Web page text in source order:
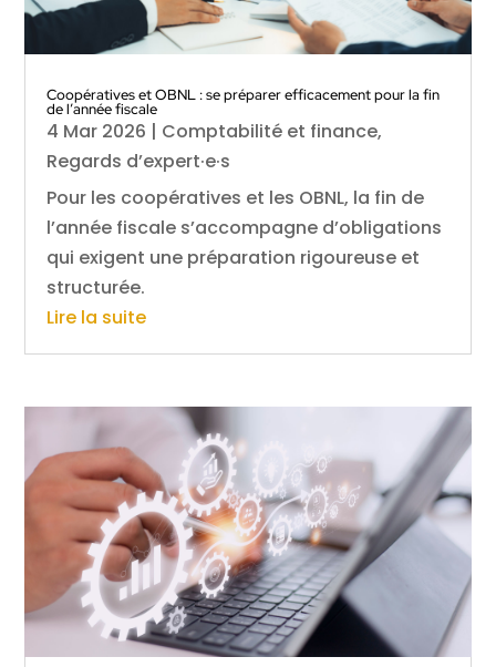
Coopératives et OBNL : se préparer efficacement pour la fin
de l’année fiscale
4 Mar 2026 | Comptabilité et finance,
Regards d’expert·e·s
Pour les coopératives et les OBNL, la fin de
l’année fiscale s’accompagne d’obligations
qui exigent une préparation rigoureuse et
structurée.
Lire la suite